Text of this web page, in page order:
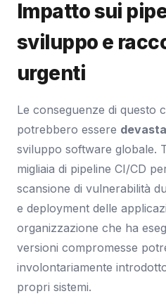
Impatto sui
sviluppo e
urgenti
Le conseguenze di questo
potrebbero essere
sviluppo software globale.
migliaia di pipeline CI/CD
scansione di vulnerabilità
e deployment delle
organizzazione che ha
versioni compromesse
involontariamente
propri sistemi.